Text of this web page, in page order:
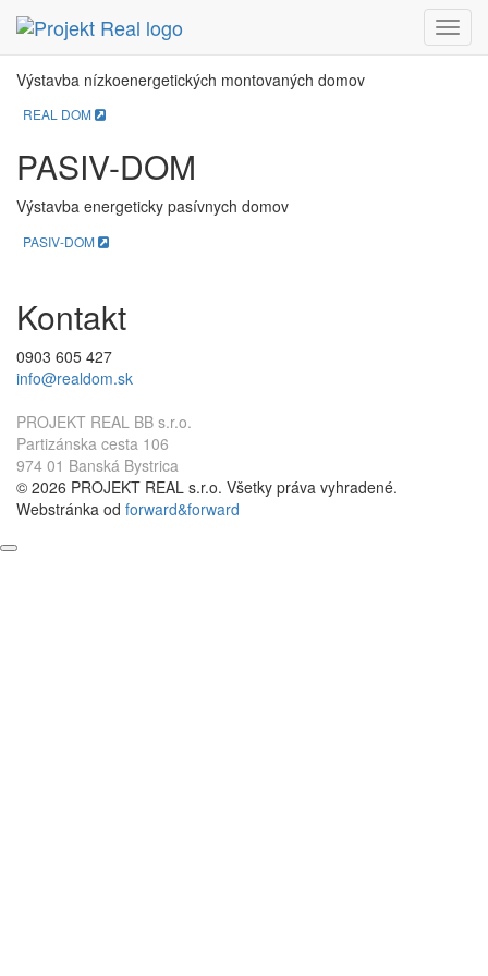
Menu
REAL DOM
Výstavba nízkoenergetických montovaných domov
REAL DOM
PASIV-DOM
Výstavba energeticky pasívnych domov
PASIV-DOM
Kontakt
0903 605 427
info@realdom.sk
PROJEKT REAL BB s.r.o.
Partizánska cesta 106
974 01 Banská Bystrica
© 2026 PROJEKT REAL s.r.o. Všetky práva vyhradené.
Webstránka od forward&forward